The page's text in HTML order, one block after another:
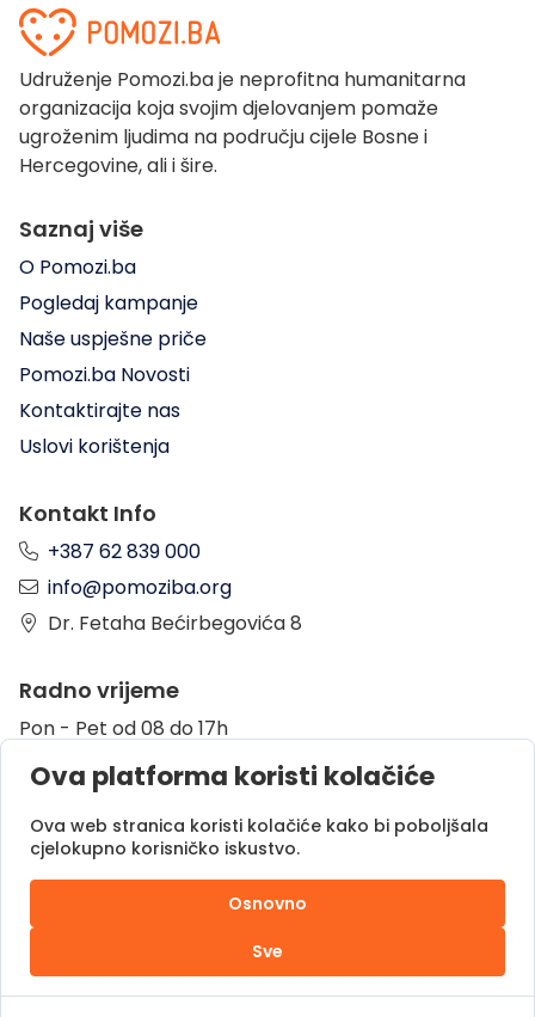
Udruženje Pomozi.ba je neprofitna humanitarna
organizacija koja svojim djelovanjem pomaže
ugroženim ljudima na području cijele Bosne i
Hercegovine, ali i šire.
Saznaj više
O Pomozi.ba
Pogledaj kampanje
Naše uspješne priče
Pomozi.ba Novosti
Kontaktirajte nas
Uslovi korištenja
Kontakt Info
+387 62 839 000
info@pomoziba.org
Dr. Fetaha Bećirbegovića 8
Radno vrijeme
Pon - Pet od 08 do 17h
Sub od 10 do 17h
Nedjelja - neradni dan
Donacije putem
Ova platforma koristi kolačiće
Ova web stranica koristi kolačiće kako bi poboljšala
cjelokupno korisničko iskustvo.
Osnovno
Sve